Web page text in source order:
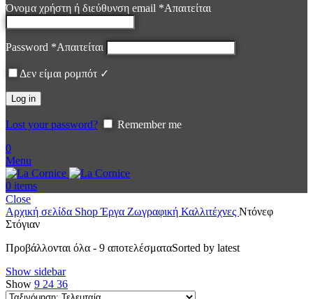
Όνομα χρήστη ή διεύθυνση email *Απαιτείται
Password *Απαιτείται
Δεν είμαι ρομπότ ✓
Log in
Lost your password?
Remember me
0
Menu
0 items
Close
Αρχική σελίδα ShopΈργα Ζωγραφική Καλλιτέχνες Ντόνεφ
Στόγιαν
Προβάλλονται όλα - 9 αποτελέσματαSorted by latest
Show sidebar
Show 9 24 36